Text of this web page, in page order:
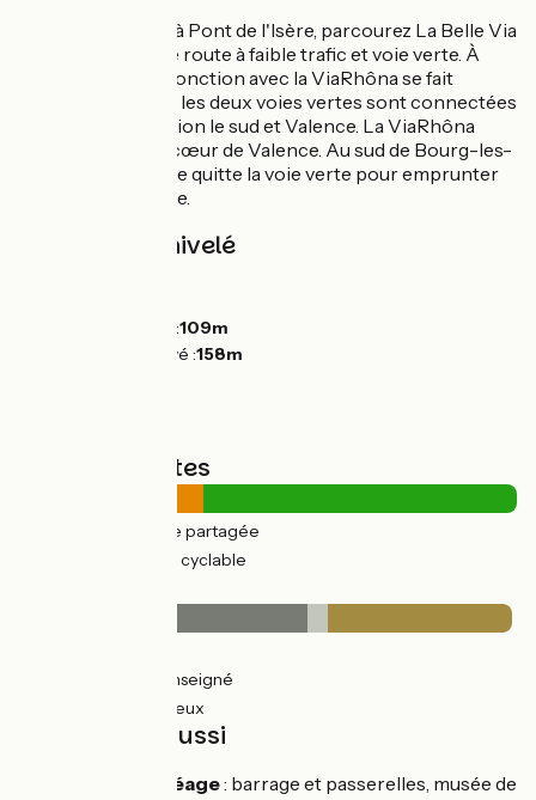
De Romans jusqu'à Pont de l'Isère, parcourez La Belle Via
en alternant entre route à faible trafic et voie verte. À
Pont de l'Isère, la jonction avec la ViaRhôna se fait
naturellement car les deux voies vertes sont connectées
entre elles. Direction le sud et Valence. La ViaRhôna
vous emmène au cœur de Valence. Au sud de Bourg-les-
Valence, l'itinéraire quitte la voie verte pour emprunter
les rues de Valence.
Pentes et dénivelé
Point le plus bas :109m
Point le plus élevé :158m
Types de routes
(37%) Route partagée
(63%) Voie cyclable
(4%) Non renseigné
(37%) Rugueux
À découvrir aussi
Bourg de Péage: barrage et passerelles, musée de